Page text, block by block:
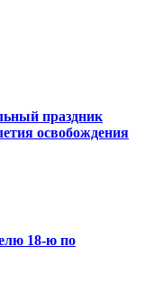
праздник
освобождения
18-ю по